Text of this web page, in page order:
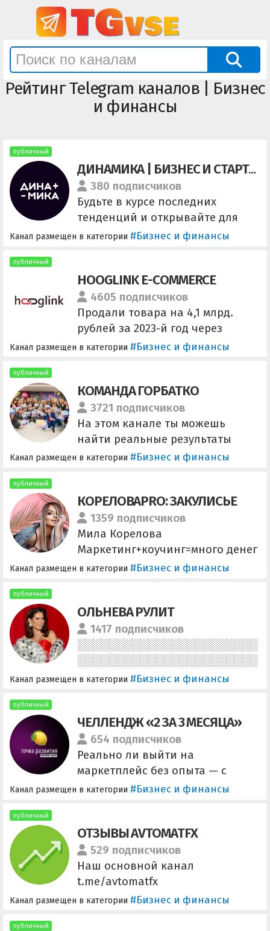
Рейтинг Telegram каналов | Бизнес
и финансы
публичный
ДИНАМИКА | БИЗНЕС И СТАРТАПЫ
380 подписчиков
Будьте в курсе последних
тенденций и открывайте для
себя новые стратегии, которые
Связь: @Olya_Trofimovaa
Канал размещен в категории #Бизнес и финансы
публичный
HOOGLINK E-COMMERCE
4605 подписчиков
Продали товара на 4,1 млрд.
рублей за 2023-й год через
Я.Директ и Авито. Канал
аудит @olesya_hooglink Чек-
лист по увеличению конверсии
ИМ @HooglinkBot Сайт агенства
hooglink.agency
Канал размещен в категории #Бизнес и финансы
публичный
КОМАНДА ГОРБАТКО
3721 подписчиков
На этом канале ты можешь
найти реальные результаты
команды Горбатко.
Канал размещен в категории #Бизнес и финансы
публичный
КОРЕЛОВАPRO: ЗАКУЛИСЬЕ
1359 подписчиков
Мила Корелова
Маркетинг+коучинг=много денег
кейс: х4 в доходе работая в 4
месяца и х2 в обороте за 2,5
недели PCC ICF Инст:
https://instagram.com/mila.korelo
va ЛС: @korelovamila
Канал размещен в категории #Бизнес и финансы
публичный
ОЛЬНЕВА РУЛИТ
1417 подписчиков
Канал размещен в категории #Бизнес и финансы
публичный
ЧЕЛЛЕНДЖ «2 ЗА 3 МЕСЯЦА»
654 подписчиков
Реально ли выйти на
маркетплейс без опыта — с
полного 0 и сделать оборот в
если хотите узнать итоги нашего
челленджа!
Канал размещен в категории #Бизнес и финансы
публичный
ОТЗЫВЫ AVTOMATFX
529 подписчиков
Наш основной канал
t.me/avtomatfx
Информационный бот
Канал размещен в категории #Бизнес и финансы
публичный